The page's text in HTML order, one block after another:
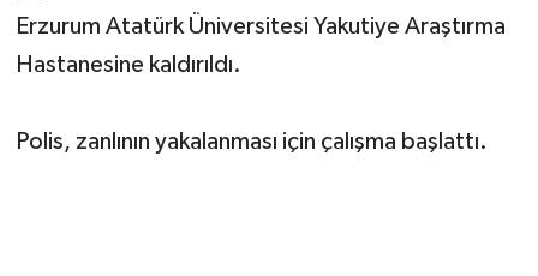
Erzurum Atatürk Üniversitesi Yakutiye Araştırma
Hastanesine kaldırıldı.
Polis, zanlının yakalanması için çalışma başlattı.